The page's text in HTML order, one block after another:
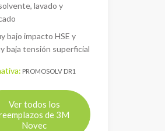
lavado y
bajo impacto HSE y
baja tensión superficial
PROMOSOLV DR1
Ver todos los
de 3M
Novec